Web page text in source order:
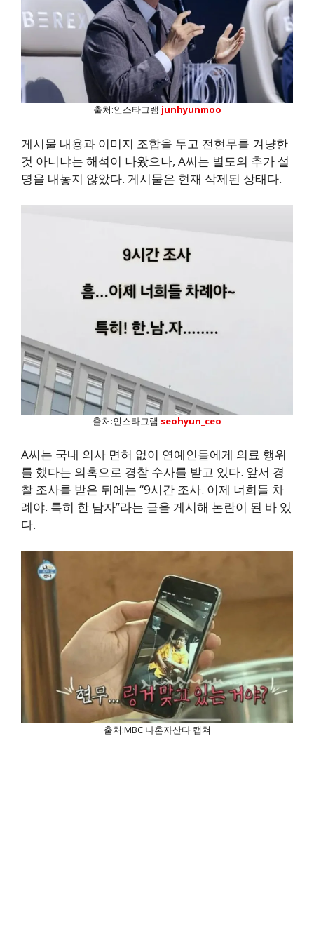
출처:인스타그램 junhyunmoo
게시물 내용과 이미지 조합을 두고 전현무를 겨냥한
것 아니냐는 해석이 나왔으나, A씨는 별도의 추가 설
명을 내놓지 않았다. 게시물은 현재 삭제된 상태다.
출처:인스타그램 seohyun_ceo
A씨는 국내 의사 면허 없이 연예인들에게 의료 행위
를 했다는 의혹으로 경찰 수사를 받고 있다. 앞서 경
찰 조사를 받은 뒤에는 “9시간 조사. 이제 너희들 차
례야. 특히 한 남자”라는 글을 게시해 논란이 된 바 있
다.
출처:MBC 나혼자산다 캡쳐